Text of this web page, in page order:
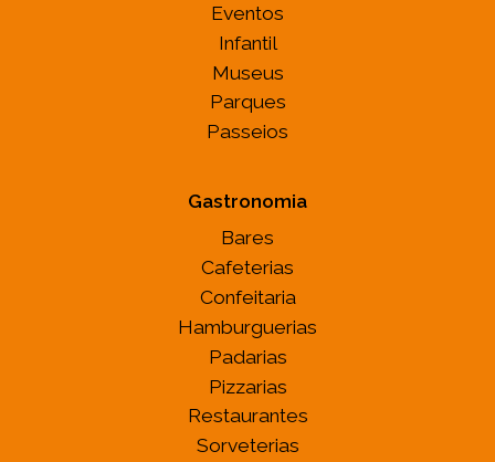
Eventos
Infantil
Museus
Parques
Passeios
Gastronomia
Bares
Cafeterias
Confeitaria
Hamburguerias
Padarias
Pizzarias
Restaurantes
Sorveterias